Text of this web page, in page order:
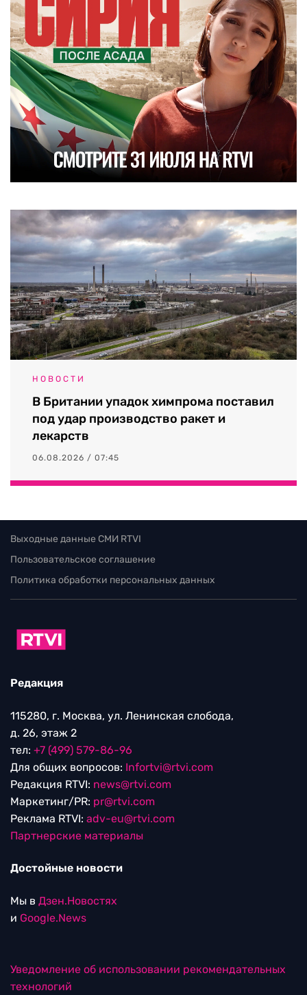
НОВОСТИ
В Британии упадок химпрома поставил
под удар производство ракет и
лекарств
06.08.2026 / 07:45
Выходные данные СМИ RTVI
Пользовательское соглашение
Политика обработки персональных данных
Редакция
115280, г. Москва, ул. Ленинская слобода,
д. 26, этаж 2
тел: +7 (499) 579-86-96
Для общих вопросов: Infortvi@rtvi.com
Редакция RTVI: news@rtvi.com
Маркетинг/PR: pr@rtvi.com
Реклама RTVI: adv-eu@rtvi.com
Партнерские материалы
Достойные новости
Мы в Дзен.Новостях
и Google.News
Уведомление об использовании рекомендательных
технологий